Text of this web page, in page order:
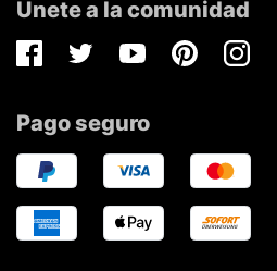
Únete a la comunidad
FacebookTwitterYoutubePinterest
Pago seguro